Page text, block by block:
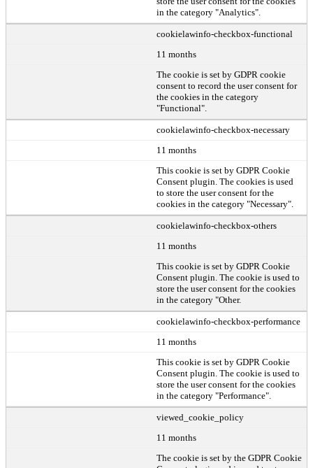
in the category "Analytics".
cookielawinfo-checkbox-functional
11 months
The cookie is set by GDPR cookie
consent to record the user consent for
the cookies in the category
"Functional".
cookielawinfo-checkbox-necessary
11 months
This cookie is set by GDPR Cookie
Consent plugin. The cookies is used
to store the user consent for the
cookies in the category "Necessary".
cookielawinfo-checkbox-others
11 months
This cookie is set by GDPR Cookie
Consent plugin. The cookie is used to
store the user consent for the cookies
in the category "Other.
cookielawinfo-checkbox-performance
11 months
This cookie is set by GDPR Cookie
Consent plugin. The cookie is used to
store the user consent for the cookies
in the category "Performance".
viewed_cookie_policy
11 months
The cookie is set by the GDPR Cookie